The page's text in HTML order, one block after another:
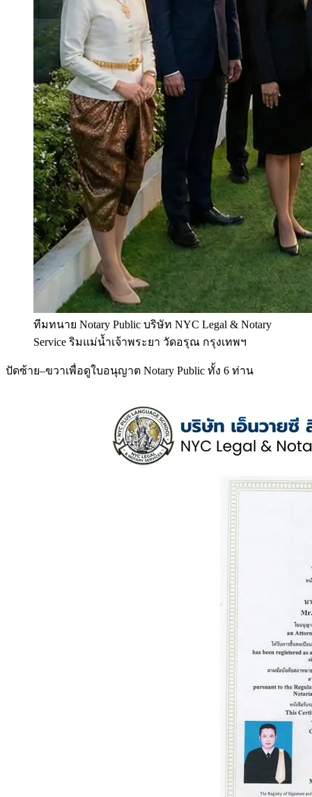
ทีมทนาย Notary Public บริษัท NYC Legal & Notary
Service ริมแม่น้ำเจ้าพระยา วัดอรุณ กรุงเทพฯ
ปัดซ้าย–ขวาเพื่อดูใบอนุญาต Notary Public ทั้ง 6 ท่าน